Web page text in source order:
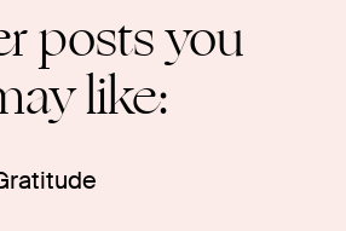
posts you
like: